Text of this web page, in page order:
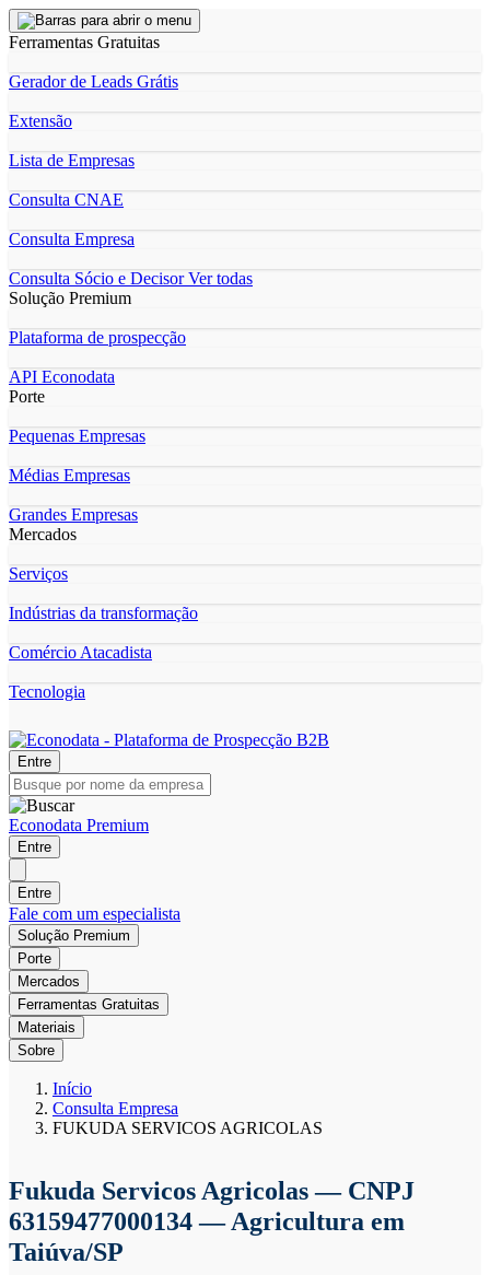
Ferramentas Gratuitas
Gerador de Leads Grátis
Extensão
Lista de Empresas
Consulta CNAE
Consulta Empresa
Consulta Sócio e DecisorVer todas
Solução Premium
Plataforma de prospecção
API Econodata
Porte
Pequenas Empresas
Médias Empresas
Grandes Empresas
Mercados
Serviços
Indústrias da transformação
Comércio Atacadista
Tecnologia
Entre
Econodata Premium
Entre
Entre
Fale com um especialista
Solução Premium
Porte
Mercados
Ferramentas Gratuitas
Materiais
Sobre
Início
Consulta Empresa
FUKUDA SERVICOS AGRICOLAS
Fukuda Servicos Agricolas— CNPJ
63159477000134 — Agricultura em
Taiúva/SP